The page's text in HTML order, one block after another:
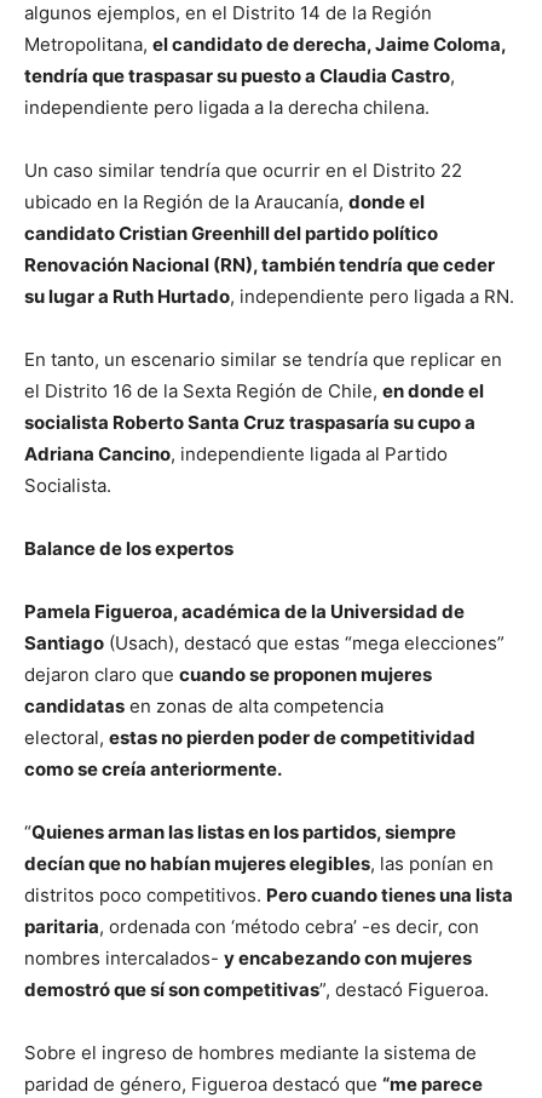
algunos ejemplos, en el Distrito 14 de la Región
Metropolitana, el candidato de derecha, Jaime Coloma,
tendría que traspasar su puesto a Claudia Castro,
independiente pero ligada a la derecha chilena.
Un caso similar tendría que ocurrir en el Distrito 22
ubicado en la Región de la Araucanía, donde el
candidato Cristian Greenhill del partido político
Renovación Nacional (RN), también tendría que ceder
su lugar a Ruth Hurtado, independiente pero ligada a RN.
En tanto, un escenario similar se tendría que replicar en
el Distrito 16 de la Sexta Región de Chile, en donde el
socialista Roberto Santa Cruz traspasaría su cupo a
Adriana Cancino, independiente ligada al Partido
Socialista.
Balance de los expertos
Pamela Figueroa, académica de la Universidad de
Santiago (Usach), destacó que estas “mega elecciones”
dejaron claro que cuando se proponen mujeres
candidatas en zonas de alta competencia
electoral, estas no pierden poder de competitividad
como se creía anteriormente.
“Quienes arman las listas en los partidos, siempre
decían que no habían mujeres elegibles, las ponían en
distritos poco competitivos. Pero cuando tienes una lista
paritaria, ordenada con ‘método cebra’ -es decir, con
nombres intercalados- y encabezando con mujeres
demostró que sí son competitivas”, destacó Figueroa.
Sobre el ingreso de hombres mediante la sistema de
paridad de género, Figueroa destacó que “me parece